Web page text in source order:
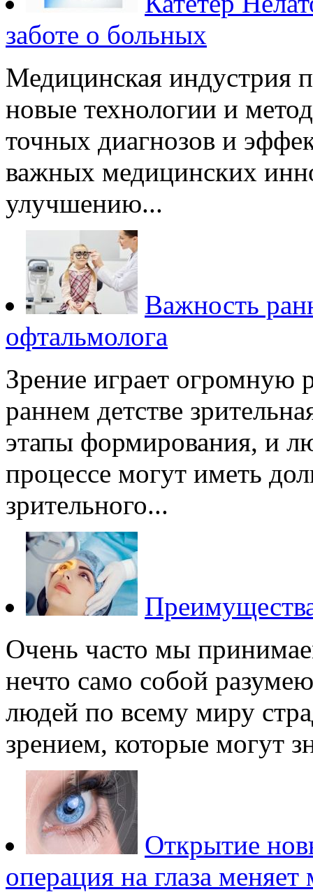
заботе о больных
Медицинская индустрия
новые технологии и
точных диагнозов и
важных медицинских
улучшению...
Важность
офтальмолога
Зрение играет огромную
раннем детстве
этапы формирования, и
процессе могут иметь
зрительного...
Очень часто мы
нечто само собой
людей по всему миру
зрением, которые могут
Открытие
операция на глаза